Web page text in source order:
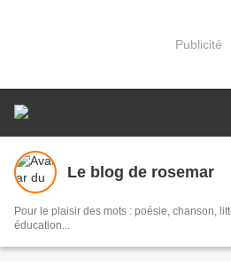
Publicité
Le blog de rosemar
Pour le plaisir des mots : poésie, chanson,
éducation...